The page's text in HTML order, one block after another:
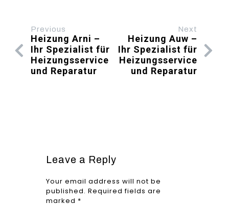
Previous
Heizung Arni –
Ihr Spezialist für
Heizungsservice
und Reparatur
Next
Heizung Auw –
Ihr Spezialist für
Heizungsservice
und Reparatur
Leave a Reply
Your email address will not be
published. Required fields are
marked *